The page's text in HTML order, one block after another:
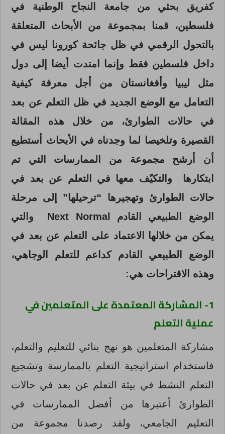
كفريق بحثي من جامعة النجاح الوطنية في
فلسطين، قمنا بمجموعة من الأبحاث المتعلقة
بالتحول الرقمي في ظل جائحة كورونا ليس في
داخل فلسطين فقط وإنما امتدت أيضا إلى دول
مثل ليبيا وأفغانستان من أجل معرفة كيفية
التعامل مع الوضع الجديد في ظل التعلم عن بعد
في حالات الطوارئ، من خلال هذه المقالة
القصيرة وتلخيصا لما وجدناه في الأبحاث أستطيع
أن أرشح مجموعة من الممارسات التي تم
ابتكارها والتكيّف معها في التعلم عن بعد في
حالات الطوارئ وتهجيرها “ترحيلها” إلى مرحلة
الوضع الطبيعي القادم Next Normal والتي
يمكن من خلالها الاعتماد على التعلم عن بعد في
الوضع الطبيعي القادم كداعم للتعلم الوجاهي،
وهذه الاقتراحات هي:
1- المشاركة المعتمدة على المتعلمين في
عملية التعلم
مشاركة المتعلمين هو نهج بنائي للتعليم والتعلم،
فاستخدام استراتيجية التعلم بالممارسة وتشجيع
التعلم النشط في بيئة التعلم عن بعد في حالات
الطوارئ أعتبرها من أفضل الممارسات في
التعليم الجامعي، ولقد رصدنا مجموعة من